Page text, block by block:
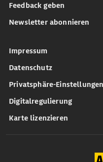
Feedback geben
Newsletter abonnieren
Impressum
Datenschutz
Privatsphäre-Einstellungen
Digitalregulierung
Karte lizenzieren